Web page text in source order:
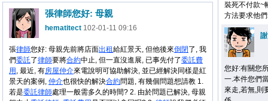
裝死不付款~
方法要求他
您好:有關您
一.本件您們
來走,若無,則
張律師您好: 母親
hematitect 102-01-11 09:16
張律師您好: 母親先前將店面出租給紅景天, 但他後來倒閉了, 我
們委託了律師要將合約中止, 但一直沒進展, 已事先付了委託費
用 , 最近, 有房屋仲介來電說明可協助解決, 並已經解決同樣是紅
景天的案例, 仲介也很快的解決合約問題, 有幾個問題想請教 1.
若是委託律師處理一般需多久的時間? 2. 由於問題已解決, 母親